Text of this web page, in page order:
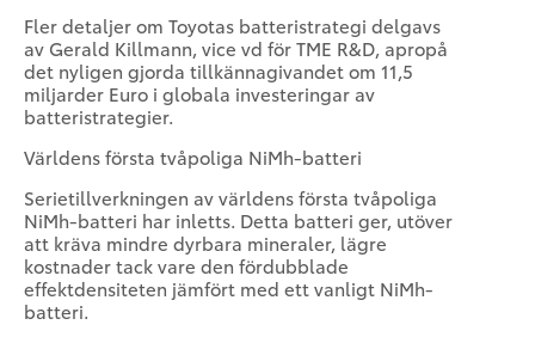
Fler detaljer om Toyotas batteristrategi delgavs
av Gerald Killmann, vice vd för TME R&D, apropå
det nyligen gjorda tillkännagivandet om 11,5
miljarder Euro i globala investeringar av
batteristrategier.
Världens första tvåpoliga NiMh-batteri
Serietillverkningen av världens första tvåpoliga
NiMh-batteri har inletts. Detta batteri ger, utöver
att kräva mindre dyrbara mineraler, lägre
kostnader tack vare den fördubblade
effektdensiteten jämfört med ett vanligt NiMh-
batteri.